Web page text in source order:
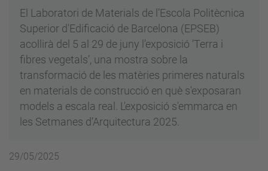
El Laboratori de Materials de l’Escola Politècnica
Superior d'Edificació de Barcelona (EPSEB)
acollirà del 5 al 29 de juny l’exposició ‘Terra i
fibres vegetals’, una mostra sobre la
transformació de les matèries primeres naturals
en materials de construcció en què s'exposaran
models a escala real. L'exposició s'emmarca en
les Setmanes d’Arquitectura 2025.
29/05/2025